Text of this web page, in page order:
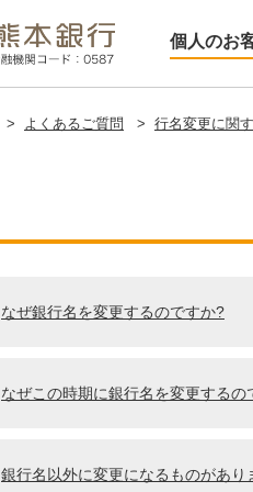
個人のお
> よくあるご質問 > 行名変更に関
なぜ銀行名を変更するのですか?
なぜこの時期に銀行名を変更するの
銀行名以外に変更になるものがあり